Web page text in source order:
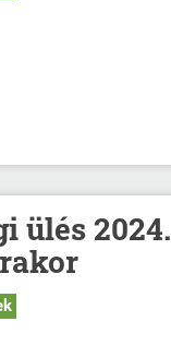
ülés 2024.